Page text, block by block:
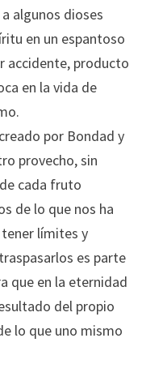
algunos dioses
en un espantoso
accidente, producto
en la vida de
por Bondad y
provecho, sin
cada fruto
de lo que nos ha
límites y
es parte
que en la eternidad
del propio
lo que uno mismo